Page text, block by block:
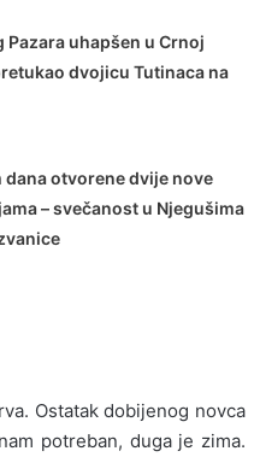
Pazara uhapšen u Crnoj
dvojicu Tutinaca na
dana otvorene dvije nove
– svečanost u Njegušima
Ostatak dobijenog novca
potreban, duga je zima.